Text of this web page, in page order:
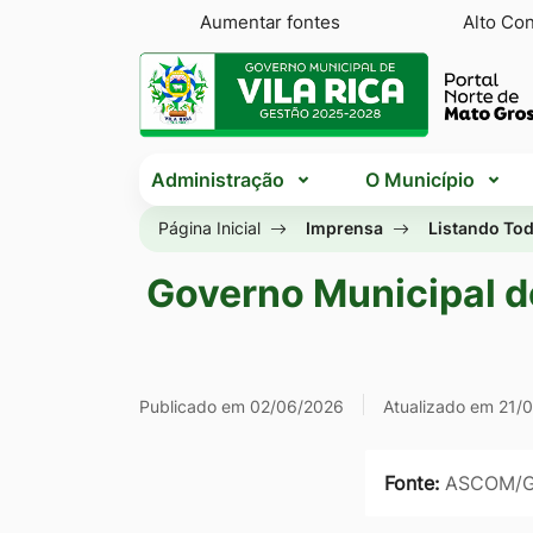
Seção
de
atalhos
e
de
acessibilidade
para
o
conteúdo
Ir
para
menu
para
Aumentar fontes Alto
Seção
do
menu
principal
do
menu
Administração O Município
Página Inicial Imprensa Listando
Governo Municipal
Publicado em 02/06/2026 Atualizado em 21/
Fonte: ASCOM/